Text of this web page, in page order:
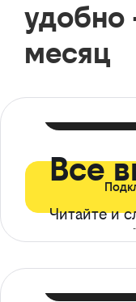
удобно
месяц
Все
Читайте и